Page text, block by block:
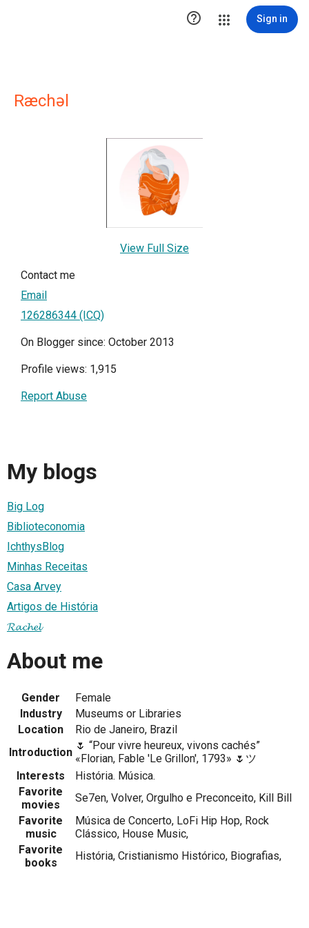
 Sign in
Ræchəl
View Full Size
Contact me
Email
126286344 (ICQ)
On Blogger since: October 2013
Profile views: 1,915
Report Abuse
My blogs
Big Log
Biblioteconomia
IchthysBlog
Minhas Receitas
Casa Arvey
Artigos de História
𝓡𝓪𝓬𝓱𝓮𝓵
About me
Gender
Female
Industry
Museums or Libraries
Location
Rio de Janeiro, Brazil
Introduction
🌷 “Pour vivre heureux, vivons cachés”
«Florian, Fable 'Le Grillon', 1793» 🌷ツ
Interests
História. Música.
Favorite
movies
Se7en, Volver, Orgulho e Preconceito, Kill Bill
Favorite
music
Música de Concerto, LoFi Hip Hop, Rock
Clássico, House Music,
Favorite
books
História, Cristianismo Histórico, Biografias,